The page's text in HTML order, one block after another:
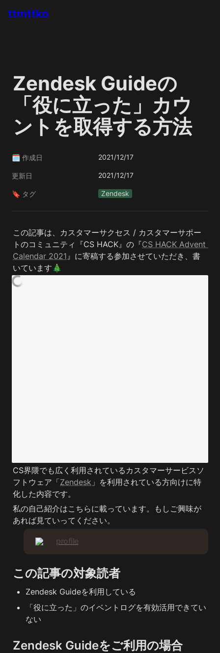
ttmttko
Zendesk Guideの
「役に立った」カウ
ントを取得する方法
🗓 作成日 2021/12/17
更新日 2021/12/17
🔖 タグ Zendesk
この記事は、カスタマーサクセス / カスタマーサポー
トのコミュニティ『CS HACK』の『CS HACK Advent
Calendar 2021』に寄稿する参加させていただき、書
いています🎄
CS界隈でも広く利用されているカスタマーサービスソ
フトウェア「Zendesk 」を利用されている方向けに特
化した内容です。
私の自己紹介はこちらに載っています。もしご興味が
あれば見ていってください。
profile
この記事の対象読者
Zendesk Guideを利用している
「役に立った」のイベントログを有効活用できてい
ない
Zendesk Guideをご利用の場合